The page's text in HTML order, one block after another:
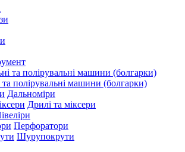
полірувальні машини (болгарки)
Дальноміри
Дрилі та міксери
Перфоратори
Шурупокрути